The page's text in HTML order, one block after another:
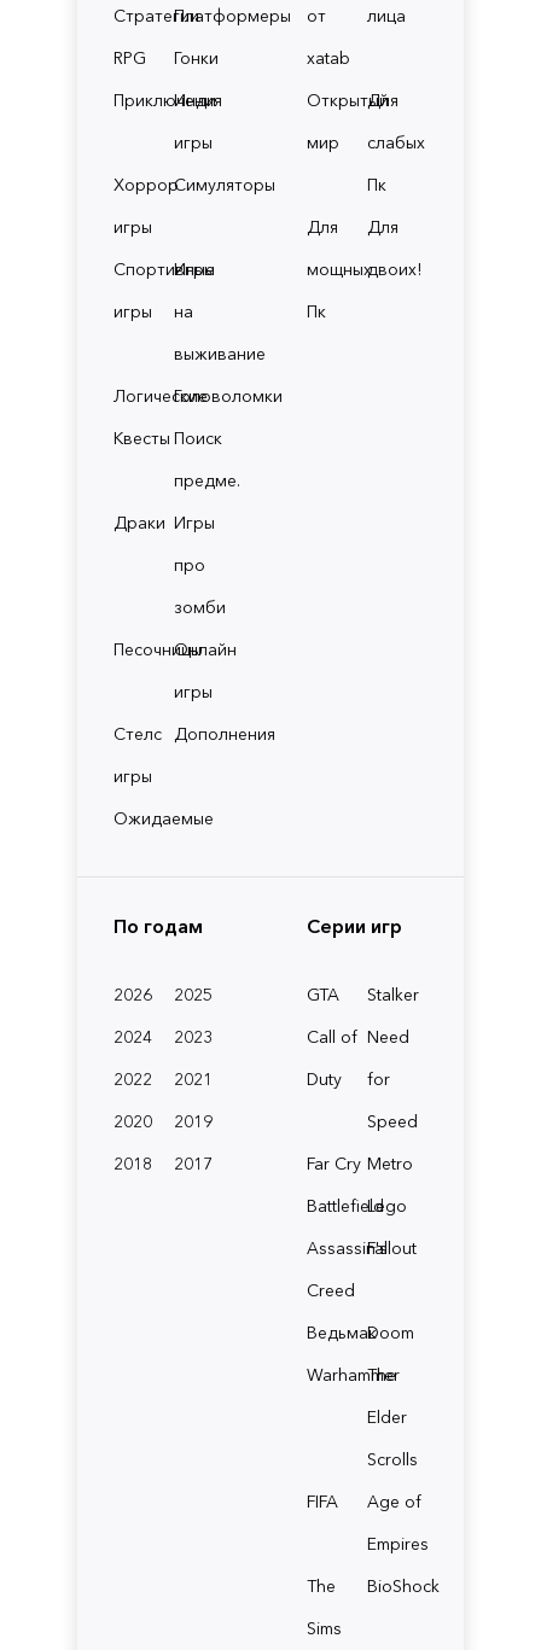
СтратегииПлатформеры
RPG
Гонки
Приключения
Инди
игры
Хоррор
игры
Симуляторы
Спортивные
игры
Игры
на
выживание
ЛогическиеГоловоломки
Квесты Поиск
предме.
Драки Игры
про
зомби
ПесочницыОнлайн
игры
Стелс
игры
Дополнения
Ожидаемые
от
xatab
лица
Открытый
мир
Для
слабых
Пк
Для
мощных
Пк
Для
двоих!
По годам
2026
2025
2024
2023
2022
2021
2020
2019
2018
2017
Серии игр
GTA
Stalker
Call of
Duty
Need
for
Speed
Far Cry Metro
BattlefieldLego
Assassin's
Creed
Fallout
ВедьмакDoom
Warhammer
The
Elder
Scrolls
FIFA
Age of
Empires
The
Sims
BioShock